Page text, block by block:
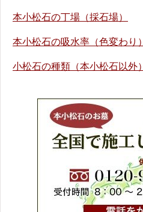
本小松石の丁場（採石場）
本小松石の吸水率（色変わり）
小松石の種類（本小松石以外）